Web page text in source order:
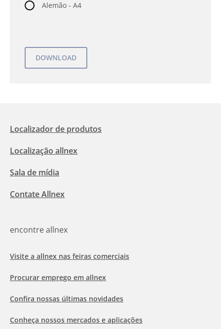
Alemão - A4
Localizador de produtos
Localização allnex
Sala de mídia
Contate Allnex
encontre allnex
Visite a allnex nas feiras comerciais
Procurar emprego em allnex
Confira nossas últimas novidades
Conheça nossos mercados e aplicações